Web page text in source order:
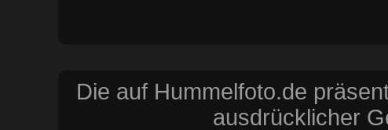
Die auf Hummelfoto.de
ausdrücklicher